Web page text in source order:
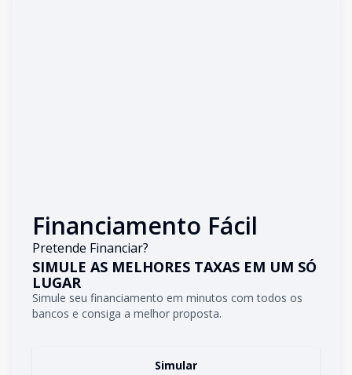
Financiamento Fácil
Pretende Financiar?
SIMULE AS MELHORES TAXAS EM UM SÓ
LUGAR
Simule seu financiamento em minutos com todos os
bancos e consiga a melhor proposta.
Simular